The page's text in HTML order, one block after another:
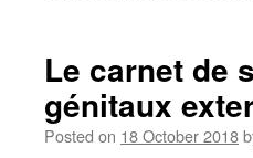
Le carnet de
génitaux
Posted on 18 October 2018